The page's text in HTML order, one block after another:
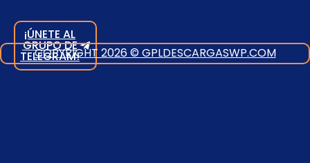
¡ÚNETE AL
GRUPO DE
TELEGRAM!
COPYRIGHT 2026 © GPLDESCARGASWP.COM